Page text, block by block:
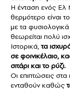
Η ένταση ενός Ελ
θερμότερο είναι
με τα
θεωρείται πολύ
Ιστορικά,τα
σε φοινικέλαιο,
σιτάρι και το ρύζι.
Οι επιπτώσεις
ενταθούν καθώς